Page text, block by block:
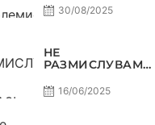
ПРЕДИЗВИК!
30/08/2025
НЕ
РАЗМИСЛУВАМЕ
СТОЈАНОВИЌ
16/06/2025